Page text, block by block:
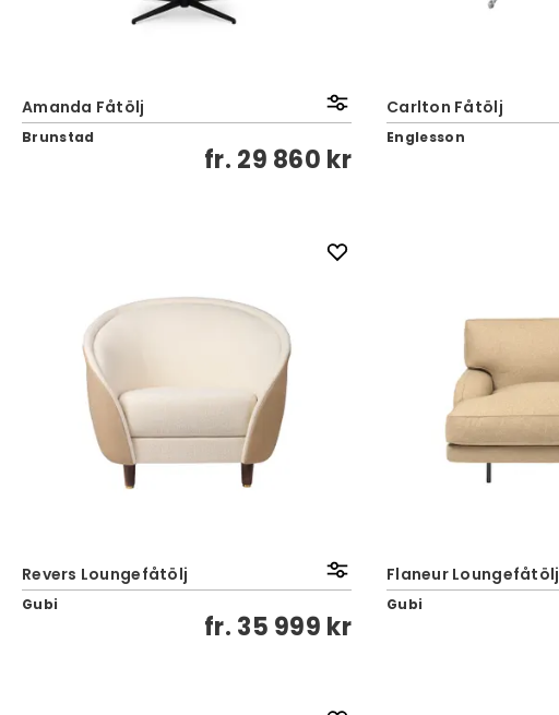
Amanda Fåtölj
Brunstad
fr. 29 860 kr
Carlton Fåtölj
Englesson
Revers Loungefåtölj
Gubi
fr. 35 999 kr
Flaneur Loungefåtölj
Gubi